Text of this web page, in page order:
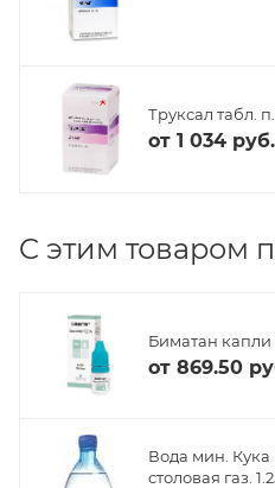
Труксал табл.
от 1 034 руб.
C этим товаром
Биматан капли
от 869.50
Вода мин. Кука
столовая газ.